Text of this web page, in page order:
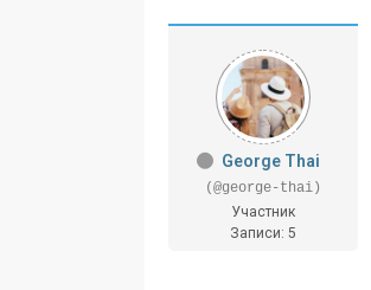
George Thai
(@george-thai)
Участник
Записи: 5